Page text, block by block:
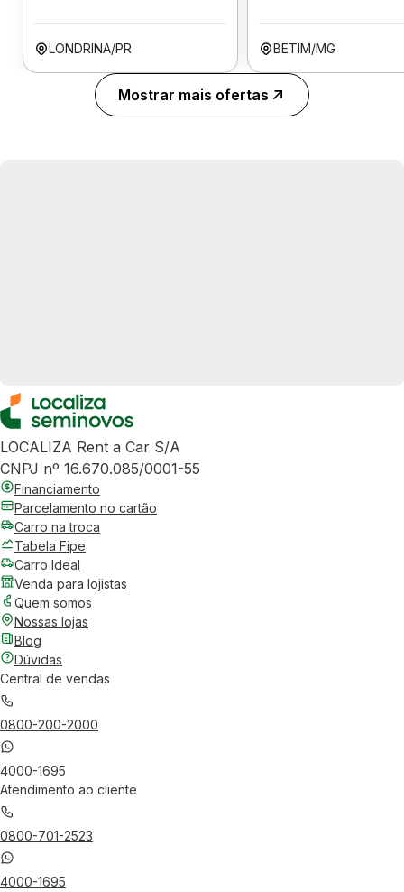
LONDRINA/PR BETIM/MG
Mostrar mais ofertas
LOCALIZA Rent a Car S/A
CNPJ nº 16.670.085/0001-55
Financiamento
Parcelamento no cartão
Carro na troca
Tabela Fipe
Carro Ideal
Venda para lojistas
Quem somos
Nossas lojas
Blog
Dúvidas
Central de vendas
0800-200-2000
4000-1695
Atendimento ao cliente
0800-701-2523
4000-1695